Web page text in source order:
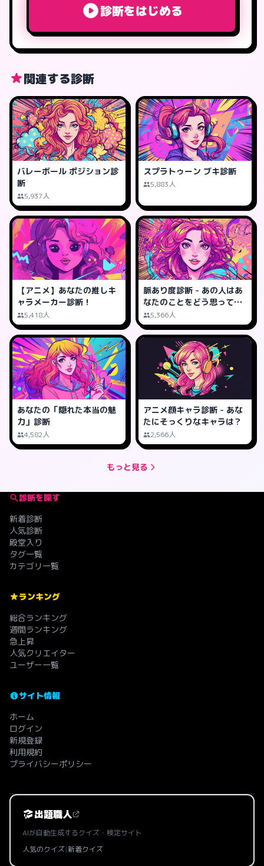
診断をはじめる
関連する診断
バレーボール ポジション診
断
5,937人
スプラトゥーン ブキ診断
5,883人
【アニメ】あなたの推しキ
ャラメーカー診断！
5,418人
脈あり度診断 - あの人はあ
なたのことをどう思って
る？5,366人
あなたの「隠れた本当の魅
力」診断
4,582人
アニメ顔キャラ診断 - あな
たにそっくりなキャラは？
2,566人
もっと見る
診断を探す
新着診断
人気診断
殿堂入り
タグ一覧
カテゴリ一覧
ランキング
総合ランキング
週間ランキング
急上昇
人気クリエイター
ユーザー一覧
サイト情報
ホーム
ログイン
新規登録
利用規約
プライバシーポリシー
出題職人
AIが自動生成するクイズ・検定サイト
人気のクイズ|新着クイズ